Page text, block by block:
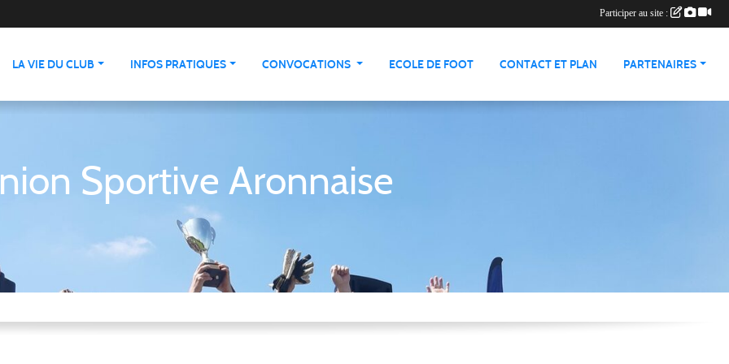
LA VIE DU CLUB INFOS PRATIQUES CONVOCATIONS ECOLE DE FOOT CONTACT ET PLAN PARTENAIRES
Sportive Aronnaise
Participer au site :